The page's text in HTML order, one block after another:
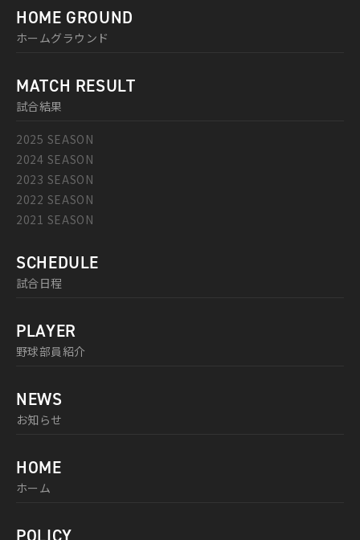
HOME GROUND
ホームグラウンド
MATCH RESULT
試合結果
2025 SEASON
2024 SEASON
2023 SEASON
2022 SEASON
2021 SEASON
SCHEDULE
試合日程
PLAYER
野球部員紹介
NEWS
お知らせ
HOME
ホーム